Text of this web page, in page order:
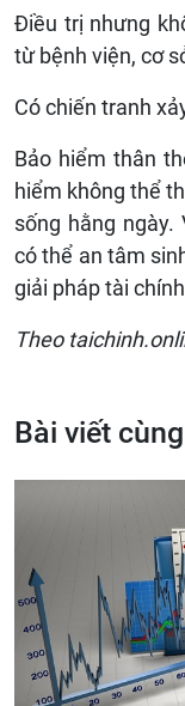
Điều trị nhưng
từ bệnh viện, cơ
Có chiến tranh
Bảo hiểm thân
hiểm không thể
sống hằng ngày.
có thể an tâm
giải pháp tài
Theo
Bài viết